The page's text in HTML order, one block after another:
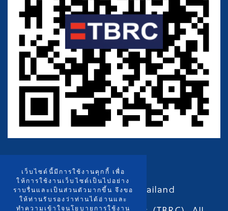
เว็บไซต์นี้มีการใช้งานคุกกี้ เพื่อ
ให้การใช้งานเว็บไซต์เป็นไปอย่าง
ราบรื่นและเป็นส่วนตัวมากขึ้น จึงขอ
ให้ท่านรับรองว่าท่านได้อ่านและ
ทำความเข้าใจนโยบายการใช้งาน
Copyright ©2015 -2026 Thailand